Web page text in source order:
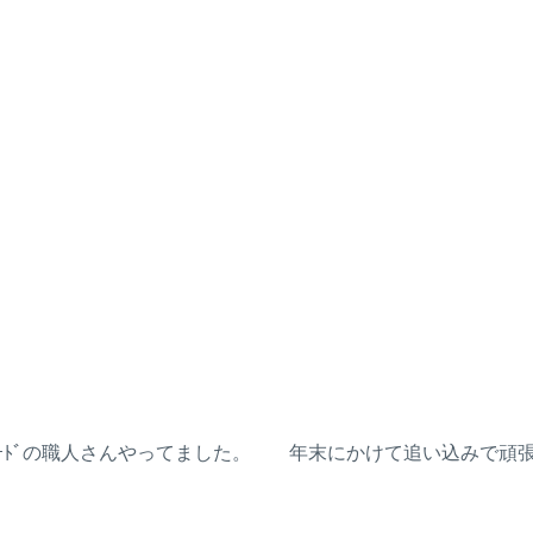
の職人さんやってました。 年末にかけて追い込みで頑